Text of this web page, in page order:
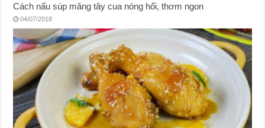
Cách nấu súp măng tây cua nóng hổi, thơm ngon
04/07/2018